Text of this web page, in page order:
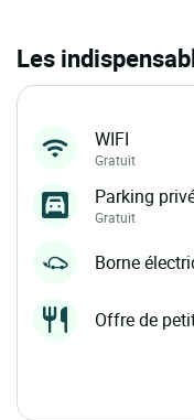
Les
WIFI
Gratuit
Parking
Gratuit
Borne
Offre de